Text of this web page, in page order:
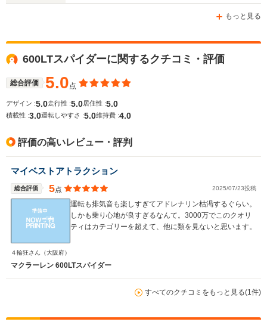
WLTCモード
燃費
もっと見る
600LTスパイダーに関するクチコミ・評価
総合評価 5.0点
デザイン :5.0走行性 :5.0 居住性 :5.0
積載性 :3.0運転しやすさ :5.0維持費 :4.0
評価の高いレビュー・評判
マイベストアトラクション
総合評価 5点 2025/07/23投稿
運転も排気音も楽しすぎてアドレナリン枯渇するぐらい。
しかも乗り心地が良すぎるなんて。3000万でこのクオリ
ティはカテゴリーを超えて、他に類を見ないと思います。
４輪狂さん （大阪府）
マクラーレン 600LTスパイダー
すべてのクチコミをもっと見る(1件)